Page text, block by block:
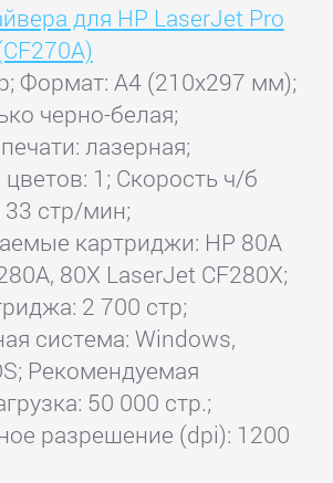
для HP LaserJet Pro
Формат: A4 (210x297 мм);
черно-белая;
лазерная;
1; Скорость ч/б
33 стр/мин;
картриджи: HP 80A
80X LaserJet CF280X;
2 700 стр;
система: Windows,
Рекомендуемая
50 000 стр.;
разрешение (dpi): 1200